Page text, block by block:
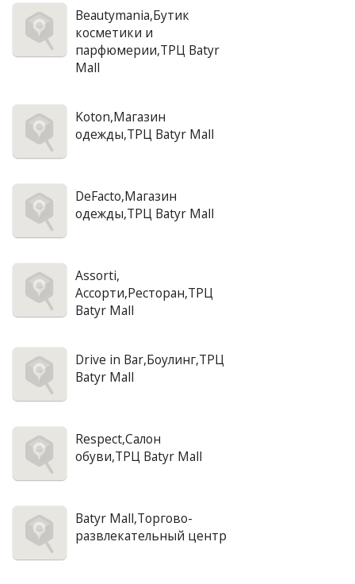
Beautymania,Бутик
косметики и
парфюмерии,ТРЦ Batyr
Mall
Koton,Магазин
одежды,ТРЦ Batyr Mall
DeFacto,Магазин
одежды,ТРЦ Batyr Mall
Assorti,
Ассорти,Ресторан,ТРЦ
Batyr Mall
Drive in Bar,Боулинг,ТРЦ
Batyr Mall
Respect,Салон
обуви,ТРЦ Batyr Mall
Batyr Mall,Торгово-
развлекательный центр